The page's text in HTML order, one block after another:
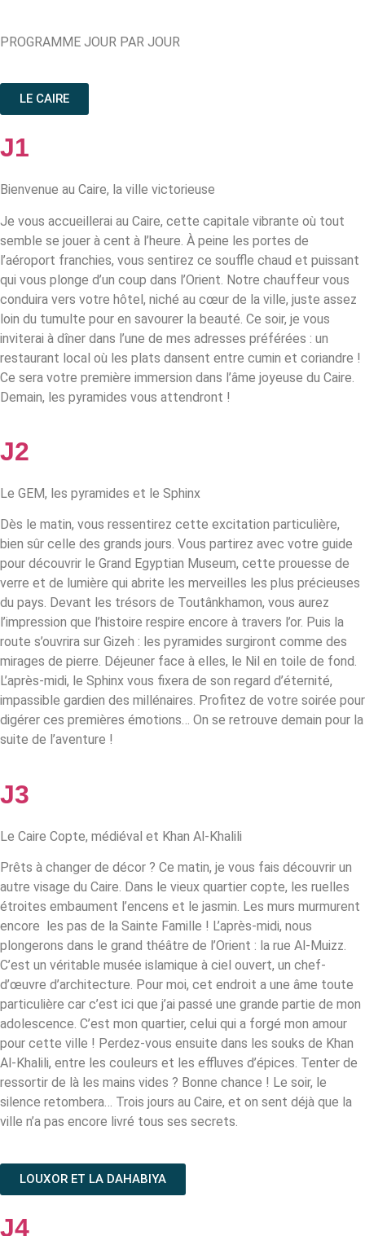
PROGRAMME JOUR PAR JOUR
LE CAIRE
J1
Bienvenue au Caire, la ville victorieuse
Je vous accueillerai au Caire, cette capitale vibrante où tout
semble se jouer à cent à l’heure. À peine les portes de
l’aéroport franchies, vous sentirez ce souffle chaud et puissant
qui vous plonge d’un coup dans l’Orient. Notre chauffeur vous
conduira vers votre hôtel, niché au cœur de la ville, juste assez
loin du tumulte pour en savourer la beauté. Ce soir, je vous
inviterai à dîner dans l’une de mes adresses préférées : un
restaurant local où les plats dansent entre cumin et coriandre !
Ce sera votre première immersion dans l’âme joyeuse du Caire.
Demain, les pyramides vous attendront !
J2
Le GEM, les pyramides et le Sphinx
Dès le matin, vous ressentirez cette excitation particulière,
bien sûr celle des grands jours. Vous partirez avec votre guide
pour découvrir le Grand Egyptian Museum, cette prouesse de
verre et de lumière qui abrite les merveilles les plus précieuses
du pays. Devant les trésors de Toutânkhamon, vous aurez
l’impression que l’histoire respire encore à travers l’or. Puis la
route s’ouvrira sur Gizeh : les pyramides surgiront comme des
mirages de pierre. Déjeuner face à elles, le Nil en toile de fond.
L’après-midi, le Sphinx vous fixera de son regard d’éternité,
impassible gardien des millénaires. Profitez de votre soirée pour
digérer ces premières émotions… On se retrouve demain pour la
suite de l’aventure !
J3
Le Caire Copte, médiéval et Khan Al-Khalili
Prêts à changer de décor ? Ce matin, je vous fais découvrir un
autre visage du Caire. Dans le vieux quartier copte, les ruelles
étroites embaument l’encens et le jasmin. Les murs murmurent
encore les pas de la Sainte Famille ! L’après-midi, nous
plongerons dans le grand théâtre de l’Orient : la rue Al-Muizz.
C’est un véritable musée islamique à ciel ouvert, un chef-
d’œuvre d’architecture. Pour moi, cet endroit a une âme toute
particulière car c’est ici que j’ai passé une grande partie de mon
adolescence. C’est mon quartier, celui qui a forgé mon amour
pour cette ville ! Perdez-vous ensuite dans les souks de Khan
Al-Khalili, entre les couleurs et les effluves d’épices. Tenter de
ressortir de là les mains vides ? Bonne chance ! Le soir, le
silence retombera… Trois jours au Caire, et on sent déjà que la
ville n’a pas encore livré tous ses secrets.
LOUXOR ET LA DAHABIYA
J4